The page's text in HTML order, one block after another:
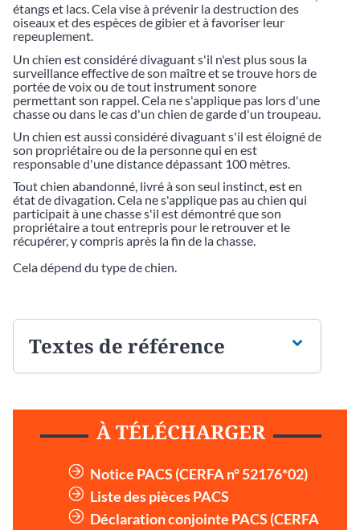
étangs et lacs. Cela vise à prévenir la destruction des
oiseaux et des espèces de gibier et à favoriser leur
repeuplement.
Un chien est considéré divaguant s'il n'est plus sous la
surveillance effective de son maître et se trouve hors de
portée de voix ou de tout instrument sonore
permettant son rappel. Cela ne s'applique pas lors d'une
chasse ou dans le cas d'un chien de garde d'un troupeau.
Un chien est aussi considéré divaguant s'il est éloigné de
son propriétaire ou de la personne qui en est
responsable d'une distance dépassant 100 mètres.
Tout chien abandonné, livré à son seul instinct, est en
état de divagation. Cela ne s'applique pas au chien qui
participait à une chasse s'il est démontré que son
propriétaire a tout entrepris pour le retrouver et le
récupérer, y compris après la fin de la chasse.
Cela dépend du type de chien.
Textes de référence
À TÉLÉCHARGER
Notice PACS (CERFA n° 52176*02)
Liste des pièces PACS
Déclaration conjointe PACS (CERFA